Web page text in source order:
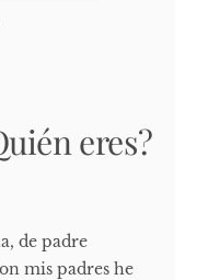
eres?
de padre
mis padres he